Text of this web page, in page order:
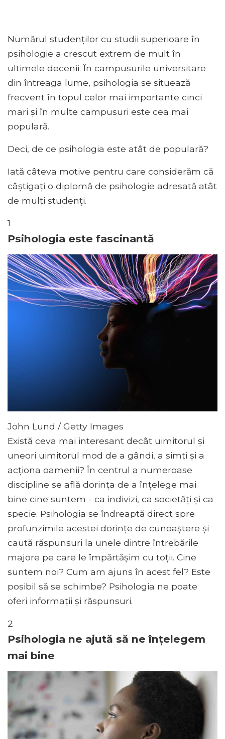
Numărul studenților cu studii superioare în
psihologie a crescut extrem de mult în
ultimele decenii. În campusurile universitare
din întreaga lume, psihologia se situează
frecvent în topul celor mai importante cinci
mari și în multe campusuri este cea mai
populară.
Deci, de ce psihologia este atât de populară?
Iată câteva motive pentru care considerăm că
câștigați o diplomă de psihologie adresată atât
de mulți studenți.
1
Psihologia este fascinantă
John Lund / Getty Images
Există ceva mai interesant decât uimitorul și
uneori uimitorul mod de a gândi, a simți și a
acționa oamenii? În centrul a numeroase
discipline se află dorința de a înțelege mai
bine cine suntem - ca indivizi, ca societăți și ca
specie. Psihologia se îndreaptă direct spre
profunzimile acestei dorințe de cunoaștere și
caută răspunsuri la unele dintre întrebările
majore pe care le împărtășim cu toții. Cine
suntem noi? Cum am ajuns în acest fel? Este
posibil să se schimbe? Psihologia ne poate
oferi informații și răspunsuri.
2
Psihologia ne ajută să ne înțelegem
mai bine